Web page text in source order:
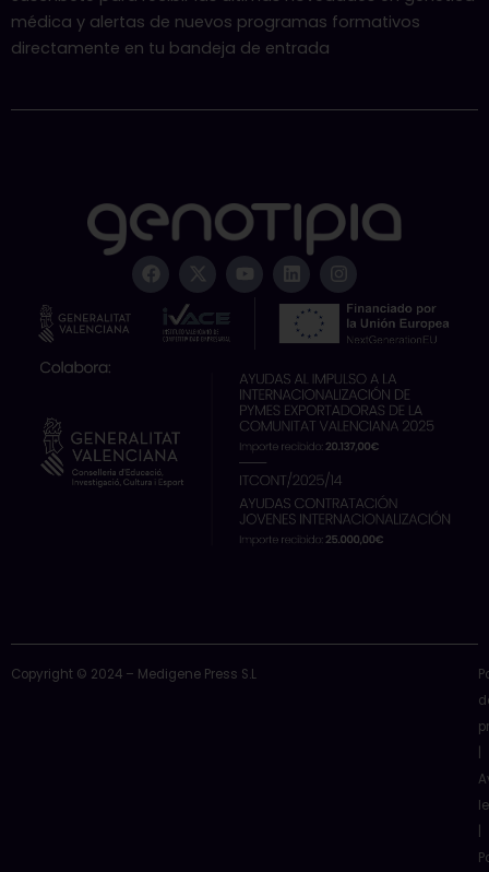
médica y alertas de nuevos programas formativos
directamente en tu bandeja de entrada
F
a
c
X
-
t
w
i
Y
o
u
e
L
i
n
k
e
i
n
I
n
s
a
r
a
m
Copyright © 2024 – Medigene Press S.L
|
|